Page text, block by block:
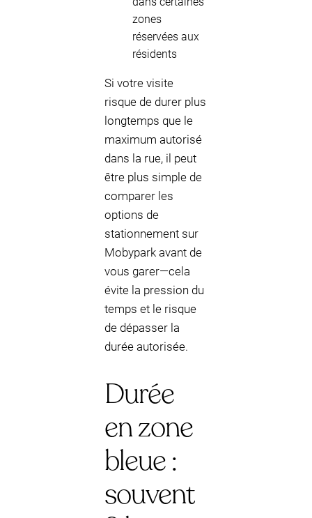
zones
réservées aux
résidents
Si votre visite
risque de durer plus
longtemps que le
maximum autorisé
dans la rue, il peut
être plus simple de
comparer les
options de
stationnement sur
Mobypark avant de
vous garer—cela
évite la pression du
temps et le risque
de dépasser la
durée autorisée.
Durée
en zone
bleue :
souvent